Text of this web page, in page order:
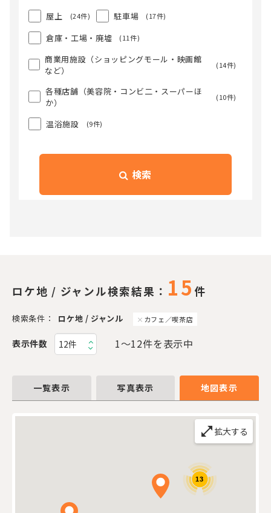
屋上 (24件) 駐車場 (17件)
倉庫・工場・廃墟 (11件)
商業用施設（ショッピングモール・映画館
など）
(14件)
各種店舗（美容院・コンビ二・スーパーほ
か）
(10件)
温浴施設 (9件)
検索
ロケ地 / ジャンル検索結果： 15 件
検索条件： ロケ地 / ジャンル カフェ／喫茶店
表示件数 1〜12件を表示中
一覧表示 写真表示 地図表示
open_in_full 拡大する
13